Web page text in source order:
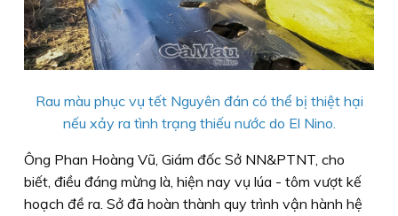
Rau màu phục vụ tết Nguyên đán có thể bị thiệt hại
nếu xảy ra tình trạng thiếu nước do El Nino.
Ông Phan Hoàng Vũ, Giám đốc Sở NN&PTNT, cho
biết, điều đáng mừng là, hiện nay vụ lúa - tôm vượt kế
hoạch đề ra. Sở đã hoàn thành quy trình vận hành hệ